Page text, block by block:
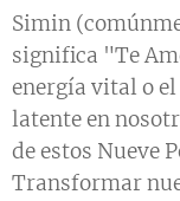
Simin
significa "Te
energía vital o
latente en
de estos Nueve
Transformar